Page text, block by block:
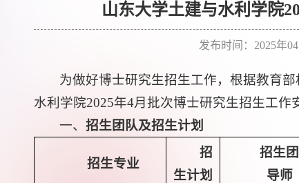
山东大学土建与水利学院
发布时间：2025年
为做好博士研究生招生工作，根据教育
水利学院2025年4月批次博士研究生招生工作
一、招生团队及招生计划
招生专业
招
生计划
招生
导师